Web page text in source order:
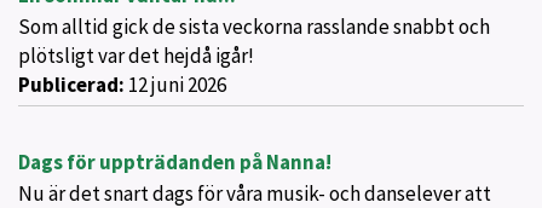
Som alltid gick de sista veckorna rasslande snabbt och
plötsligt var det hejdå igår!
Publicerad: 12 juni 2026
Dags för uppträdanden på Nanna!
Nu är det snart dags för våra musik- och danselever att